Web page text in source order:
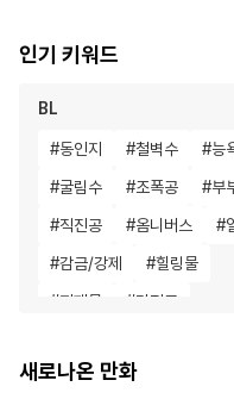
인기 키워드
BL
#동인지 #철벽수 #능
#굴림수 #조폭공 #부
#직진공 #옴니버스 #
#감금/강제 #힐링물
#피폐물 #다정공
#나이차커플
새로나온 만화